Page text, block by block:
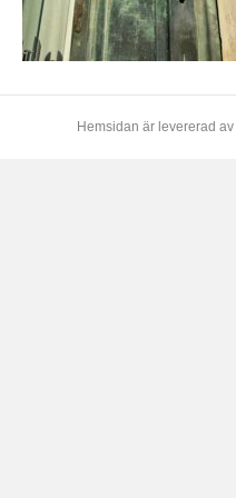
Hemsidan är levererad av